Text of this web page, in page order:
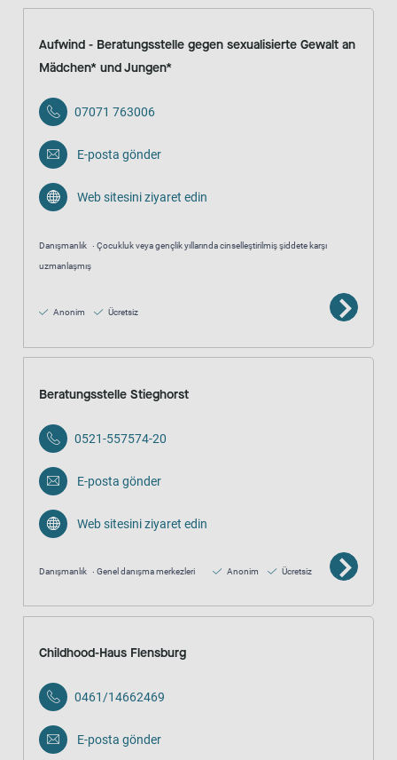
Aufwind - Beratungsstelle gegen sexualisierte Gewalt an
Mädchen* und Jungen*
07071 763006
E-posta gönder
Web sitesini ziyaret edin
Danışmanlık
Çocukluk veya gençlik yıllarında cinselleştirilmiş şiddete karşı
uzmanlaşmış
Anonim Ücretsiz
Beratungsstelle Stieghorst
0521-557574-20
E-posta gönder
Web sitesini ziyaret edin
Danışmanlık Genel danışma merkezleri Anonim Ücretsiz
Childhood-Haus Flensburg
0461/14662469
E-posta gönder